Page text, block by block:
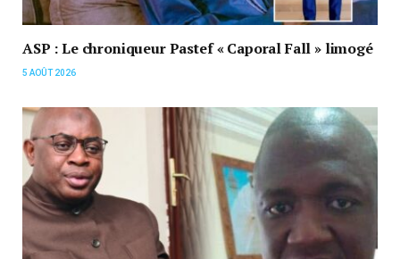
ASP : Le chroniqueur Pastef « Caporal Fall » limogé
5 AOÛT 2026